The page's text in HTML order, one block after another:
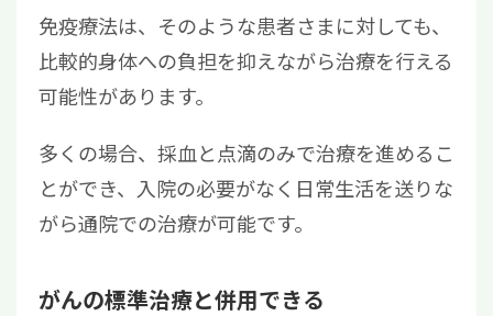
免疫療法は、そのような患者さまに対しても、
比較的身体への負担を抑えながら治療を行える
可能性があります。
多くの場合、採血と点滴のみで治療を進めるこ
とができ、入院の必要がなく日常生活を送りな
がら通院での治療が可能です。
がんの標準治療と併用できる